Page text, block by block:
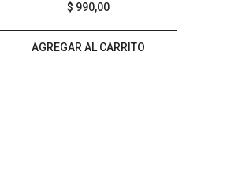
$ 990,00
AGREGAR AL CARRITO